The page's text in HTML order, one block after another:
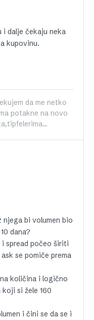
i dalje čekaju neka
kupovinu.
da me netko
potakne na novo
njega bi volumen bio
dana?
spread počeo širiti
se pomiče prema
količina i logično
si žele 160
i čini se da se i